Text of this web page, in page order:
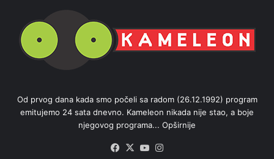
Od prvog dana kada smo počeli sa radom (26.12.1992) program
emitujemo 24 sata dnevno. Kameleon nikada nije stao, a boje
njegovog programa... Opširnije
Facebook
X YouTube